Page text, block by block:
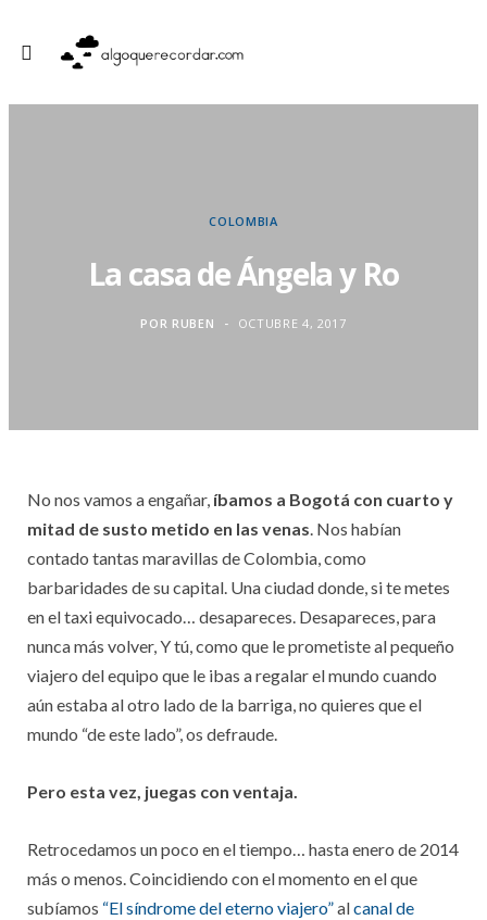
COLOMBIA
La casa de Ángela y Ro
POR RUBEN OCTUBRE 4, 2017
No nos vamos a engañar, íbamos a Bogotá con cuarto y
mitad de susto metido en las venas. Nos habían
contado tantas maravillas de Colombia, como
barbaridades de su capital. Una ciudad donde, si te metes
en el taxi equivocado… desapareces. Desapareces, para
nunca más volver, Y tú, como que le prometiste al pequeño
viajero del equipo que le ibas a regalar el mundo cuando
aún estaba al otro lado de la barriga, no quieres que el
mundo “de este lado”, os defraude.
Pero esta vez, juegas con ventaja.
Retrocedamos un poco en el tiempo… hasta enero de 2014
más o menos. Coincidiendo con el momento en el que
subíamos “El síndrome del eterno viajero”alcanal de